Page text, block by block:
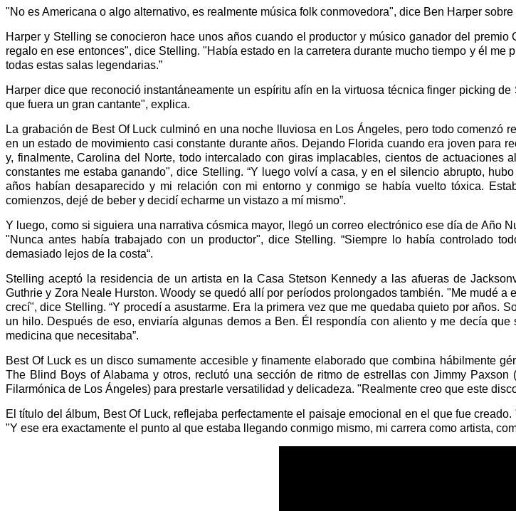
"No es Americana o algo alternativo, es realmente música folk conmovedora", dice Ben Harper
Harper y Stelling se conocieron hace unos años cuando el productor y músico ganador del
regalo en ese entonces", dice Stelling. "Había estado en la carretera durante mucho tiempo y él
todas estas salas legendarias.”
Harper dice que reconoció instantáneamente un espíritu afín en la virtuosa técnica finger picking
que fuera un gran cantante", explica.
La grabación de Best Of Luck culminó en una noche lluviosa en Los Ángeles, pero todo
en un estado de movimiento casi constante durante años. Dejando Florida cuando era joven para
y, finalmente, Carolina del Norte, todo intercalado con giras implacables, cientos de
constantes me estaba ganando", dice Stelling. “Y luego volví a casa, y en el silencio abrupto,
años habían desaparecido y mi relación con mi entorno y conmigo se había vuelto tóxica.
comienzos, dejé de beber y decidí echarme un vistazo a mí mismo”.
Y luego, como si siguiera una narrativa cósmica mayor, llegó un correo electrónico ese día de Año
"Nunca antes había trabajado con un productor", dice Stelling. “Siempre lo había controlado
demasiado lejos de la costa“.
Stelling aceptó la residencia de un artista en la Casa Stetson Kennedy a las afueras de
Guthrie y Zora Neale Hurston. Woody se quedó allí por períodos prolongados también. "Me mudé
crecí", dice Stelling. “Y procedí a asustarme. Era la primera vez que me quedaba quieto por años.
un hilo. Después de eso, enviaría algunas demos a Ben. Él respondía con aliento y me decía
medicina que necesitaba”.
Best Of Luck es un disco sumamente accesible y finamente elaborado que combina hábilmente
The Blind Boys of Alabama y otros, reclutó una sección de ritmo de estrellas con Jimmy
Filarmónica de Los Ángeles) para prestarle versatilidad y delicadeza. "Realmente creo que este
El título del álbum, Best Of Luck, reflejaba perfectamente el paisaje emocional en el que fue
"Y ese era exactamente el punto al que estaba llegando conmigo mismo, mi carrera como artista,